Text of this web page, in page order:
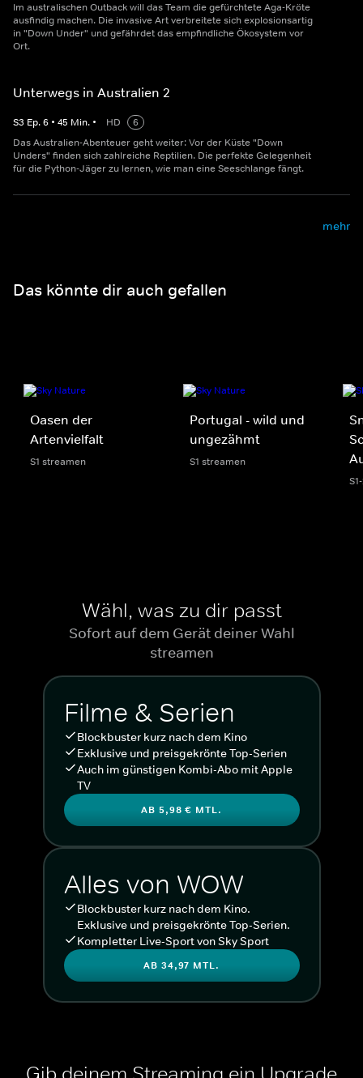
Im australischen Outback will das Team die gefürchtete Aga-Kröte
ausfindig machen. Die invasive Art verbreitete sich explosionsartig
in "Down Under" und gefährdet das empfindliche Ökosystem vor
Ort.
Unterwegs in Australien 2
S3 Ep.6 • 45 Min. • HD
6
Das Australien-Abenteuer geht weiter: Vor der Küste "Down
Unders" finden sich zahlreiche Reptilien. Die perfekte Gelegenheit
für die Python-Jäger zu lernen, wie man eine Seeschlange fängt.
mehr
Das könnte dir auch gefallen
Oasen der
Artenvielfalt
S1 streamen
Portugal - wild und
ungezähmt
S1 streamen
Wähl, was zu dir passt
Sofort auf dem Gerät deiner Wahl
streamen
Filme & Serien
Blockbuster kurz nach dem Kino
Exklusive und preisgekrönte Top-Serien
Auch im günstigen Kombi-Abo mit Apple
TV
AB 5,98 € MTL.
Alles von WOW
Blockbuster kurz nach dem Kino.
Exklusive und preisgekrönte Top-Serien.
Kompletter Live-Sport von Sky Sport
AB 34,97 MTL.
Gib deinem Streaming ein Upgrade